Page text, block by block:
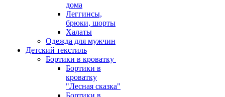
дома
Леггинсы,
брюки, шорты
Халаты
Одежда для мужчин
Детский текстиль
Бортики в кроватку
Бортики в
кроватку
"Лесная сказка"
Бортики в